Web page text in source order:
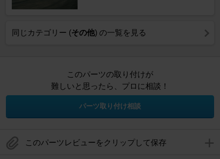
同じカテゴリー (その他) の一覧を見る
このパーツの取り付けが
難しいと思ったら、プロに相談！
パーツ取り付け相談
このパーツレビューをクリップして保存